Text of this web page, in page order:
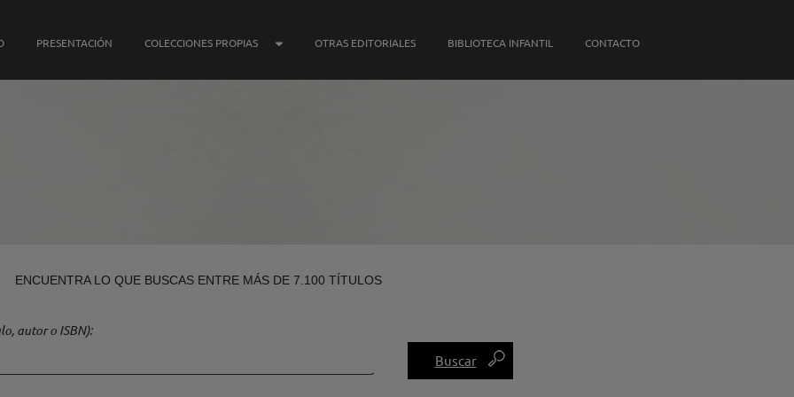
PRESENTACIÓN COLECCIONES PROPIAS SUBMENÚ COLECCIONES PROPIAS
OTRAS EDITORIALES BIBLIOTECA INFANTIL CONTACTO
ENCUENTRA LO QUE BUSCAS ENTRE MÁS DE 7.100 TÍTULOS
autor o ISBN)